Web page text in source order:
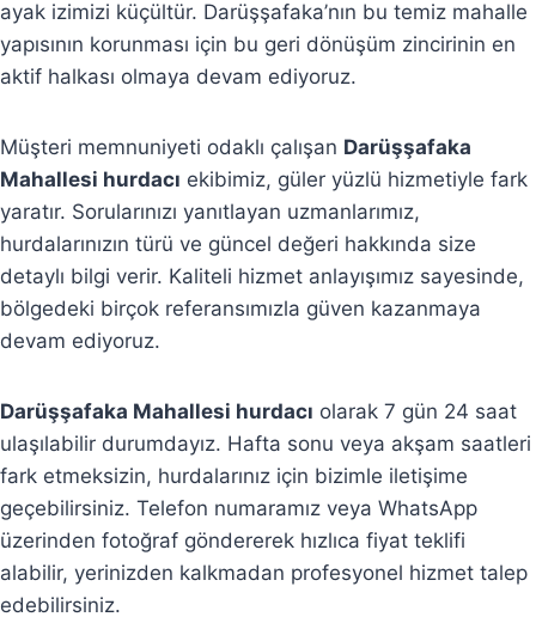
ayak izimizi küçültür. Darüşşafaka’nın bu temiz mahalle
yapısının korunması için bu geri dönüşüm zincirinin en
aktif halkası olmaya devam ediyoruz.
Müşteri memnuniyeti odaklı çalışan Darüşşafaka
Mahallesi hurdacı ekibimiz, güler yüzlü hizmetiyle fark
yaratır. Sorularınızı yanıtlayan uzmanlarımız,
hurdalarınızın türü ve güncel değeri hakkında size
detaylı bilgi verir. Kaliteli hizmet anlayışımız sayesinde,
bölgedeki birçok referansımızla güven kazanmaya
devam ediyoruz.
Darüşşafaka Mahallesi hurdacı olarak 7 gün 24 saat
ulaşılabilir durumdayız. Hafta sonu veya akşam saatleri
fark etmeksizin, hurdalarınız için bizimle iletişime
geçebilirsiniz. Telefon numaramız veya WhatsApp
üzerinden fotoğraf göndererek hızlıca fiyat teklifi
alabilir, yerinizden kalkmadan profesyonel hizmet talep
edebilirsiniz.